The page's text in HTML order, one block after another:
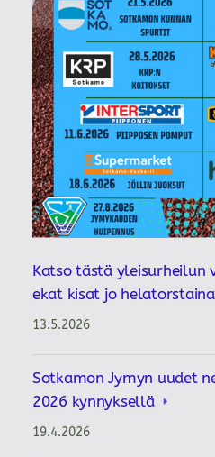
Katso tästä yleisurheilun
ekat kisat jo
13.5.2026
Sotkamon Jymyn uudet
2026 kynnyksellä
19.4.2026